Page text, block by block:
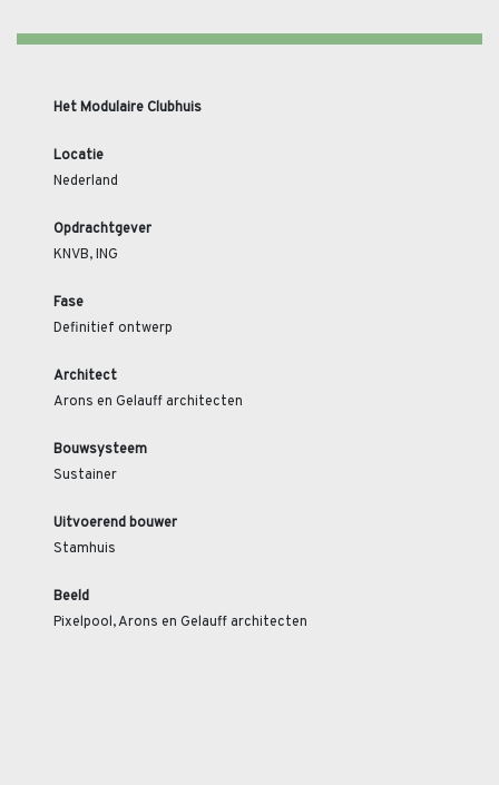
Het Modulaire Clubhuis
Locatie
Nederland
Opdrachtgever
KNVB, ING
Fase
Definitief ontwerp
Architect
Arons en Gelauff architecten
Bouwsysteem
Sustainer
Uitvoerend bouwer
Stamhuis
Beeld
Pixelpool, Arons en Gelauff architecten